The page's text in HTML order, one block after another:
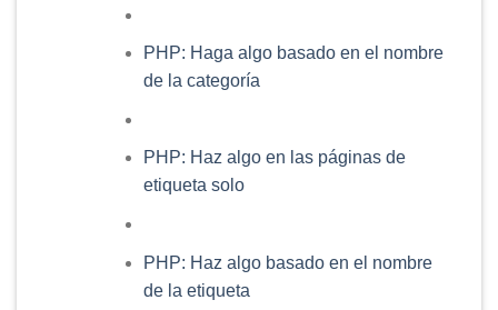
PHP: Haga algo basado en el nombre
de la categoría
PHP: Haz algo en las páginas de
etiqueta solo
PHP: Haz algo basado en el nombre
de la etiqueta